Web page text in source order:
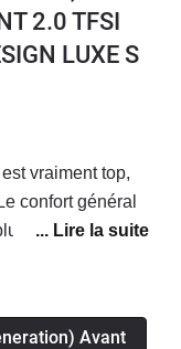
2.0 TFSI
LUXE S
vraiment top,
confort général
La voiture a
faire!
Avant